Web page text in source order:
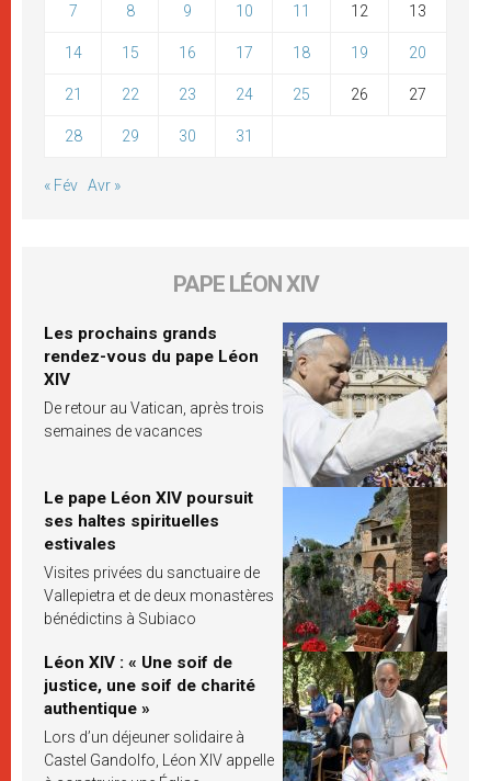
7 8 9 10 11 12 13
14 15 16 17 18 19 20
21 22 23 24 25 26 27
28 29 30 31
« Fév Avr »
PAPE LÉON XIV
Les prochains grands
rendez-vous du pape Léon
XIV
De retour au Vatican, après trois
semaines de vacances
Le pape Léon XIV poursuit
ses haltes spirituelles
estivales
Visites privées du sanctuaire de
Vallepietra et de deux monastères
bénédictins à Subiaco
Léon XIV : « Une soif de
justice, une soif de charité
authentique »
Lors d’un déjeuner solidaire à
Castel Gandolfo, Léon XIV appelle